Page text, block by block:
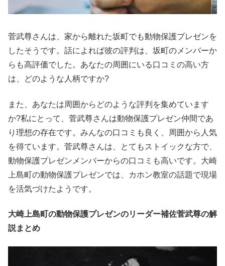
菅武尊さんは、家から離れた坂町でも動物保護プレゼンを
したそうです。話によれば彼の評判は、坂町のメンバーか
らも高評価でした。あなたの周囲にいる口コミの高い方
は、どのような人柄ですか?
また、あなたは周囲からどのような評判を集めています
か?私にとって、菅武尊さんは動物保護プレゼン仲間であ
り理想の存在です。みんなの口コミも良く、周囲から人気
を得ています。菅武尊さんは、とてもストイックな方で、
動物保護プレゼンメンバーからの口コミも高いです。大崎
上島町の動物保護プレゼンでは、カホン教室の話題で現場
を活気づけたようです。
大崎上島町の動物保護プレゼンのリーダー補佐菅武尊の解
説まとめ